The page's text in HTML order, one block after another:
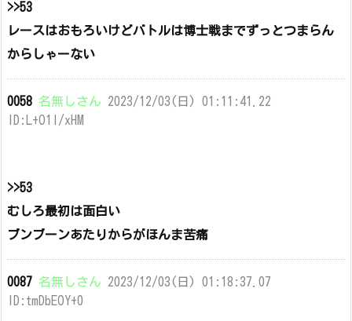
>>53
レースはおもろいけどバトルは博士戦までずっとつまらん
からしゃーない
0058 名無しさん 2023/12/03(日) 01:11:41.22
ID:L+O1l/xHM
>>53
むしろ最初は面白い
ブンブーンあたりからがほんま苦痛
0087 名無しさん 2023/12/03(日) 01:18:37.07
ID:tmDbEOY+0